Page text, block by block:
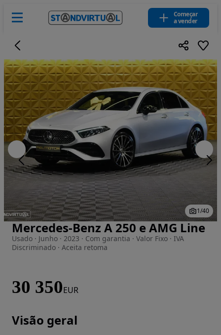
Começar
a vender
Imagem 1 de 40
1/40
Mercedes-Benz A 250 e AMG Line
Usado · Junho · 2023 · Com garantia · Valor Fixo · IVA
Discriminado · Aceita retoma
30 350EUR
Visão geral